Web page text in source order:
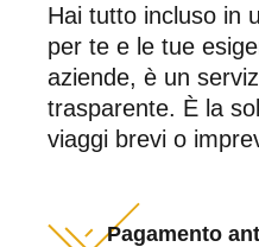
Hai tutto incluso in
per te e le tue
aziende, è un
trasparente. È la
viaggi brevi o
Pagamento